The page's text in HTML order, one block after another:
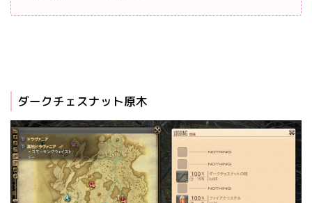
ダークチェスナット原木